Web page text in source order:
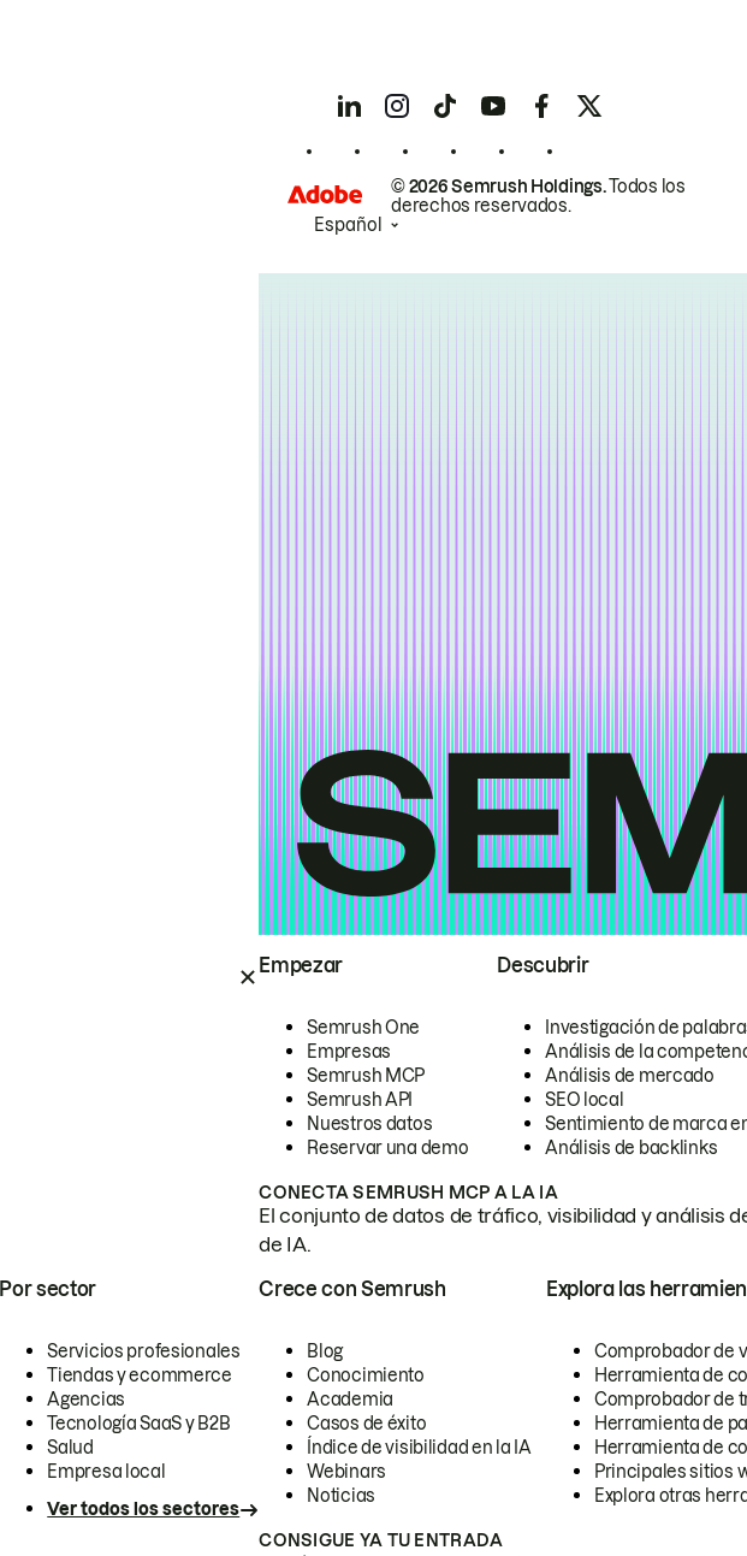
Empezar
Semrush One
Empresas
Semrush MCP
Semrush API
Nuestros datos
Reservar una demo
Descubrir
Investigación de
Análisis de la
Análisis de mercado
SEO local
Sentimiento de marca
Análisis de backlinks
CONECTA SEMRUSH MCP A LA IA
El conjunto de datos de tráfico, visibilidad y análisis
de IA.
Por sector
Servicios profesionales
Tiendas y ecommerce
Agencias
Tecnología SaaS y B2B
Salud
Empresa local
Ver todos los sectores
Crece con Semrush
Blog
Conocimiento
Academia
Casos de éxito
Índice de visibilidad en la IA
Webinars
Noticias
Explora las
Comprobador de
Herramienta de
Comprobador de
Herramienta de
Herramienta de
Principales sitios
Explora otras
CONSIGUE YA TU ENTRADA
© 2026 Semrush Holdings.Todos los
derechos reservados.
Español